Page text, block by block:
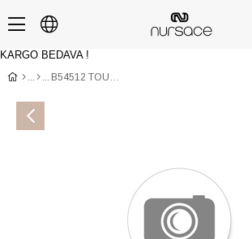
KARGO BEDAVA !
B54512 TOUCH Siyah